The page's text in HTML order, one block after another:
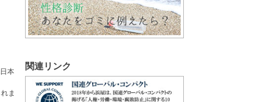
本
ま
関連リンク